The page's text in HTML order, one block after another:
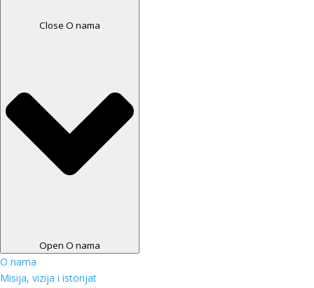
Close O nama
Open O nama
O nama
Misija, vizija i istorijat